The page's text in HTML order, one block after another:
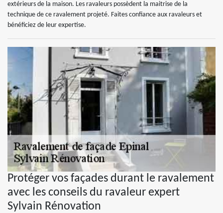
extérieurs de la maison. Les ravaleurs possèdent la maitrise de la
technique de ce ravalement projeté. Faites confiance aux ravaleurs et
bénéficiez de leur expertise.
Protéger vos façades durant le ravalement
avec les conseils du ravaleur expert
Sylvain Rénovation